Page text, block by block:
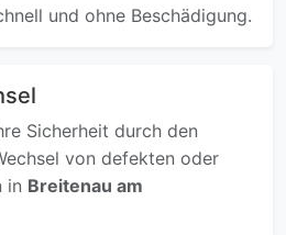
und ohne Beschädigung.
Sicherheit durch den
von defekten oder
in Breitenau am